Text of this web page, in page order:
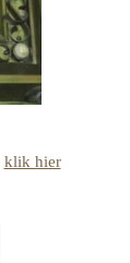
klik hier